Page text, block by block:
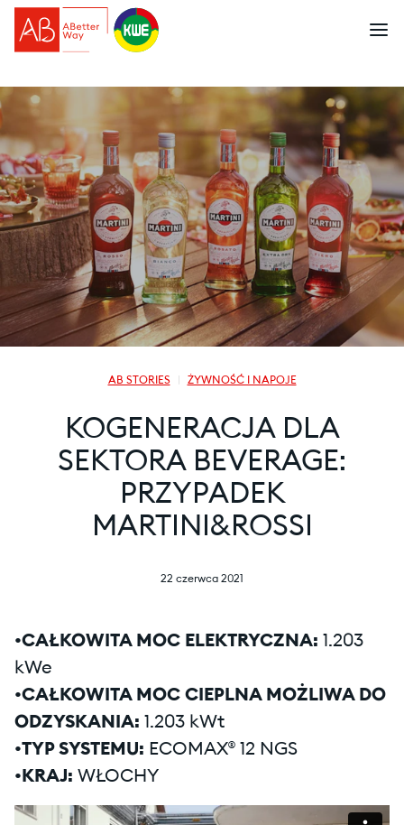
AB STORIES ŻYWNOŚĆ I NAPOJE
KOGENERACJA DLA
SEKTORA BEVERAGE:
PRZYPADEK
MARTINI&ROSSI
22 czerwca 2021
•CAŁKOWITA MOC ELEKTRYCZNA: 1.203
kWe
•CAŁKOWITA MOC CIEPLNA MOŻLIWA DO
ODZYSKANIA: 1.203 kWt
•TYP SYSTEMU: ECOMAX® 12 NGS
•KRAJ: WŁOCHY